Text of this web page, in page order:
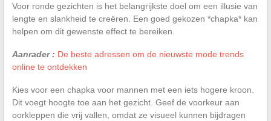
Voor ronde gezichten is het belangrijkste doel om een illusie van
lengte en slankheid te creëren. Een goed gekozen *chapka* kan
helpen om dit gewenste effect te bereiken.
Aanrader : De beste adressen om de nieuwste mode trends
online te ontdekken
Kies voor een chapka voor mannen met een iets hogere kroon.
Dit voegt hoogte toe aan het gezicht. Geef de voorkeur aan
oorkleppen die vrij vallen, omdat ze visueel kunnen bijdragen